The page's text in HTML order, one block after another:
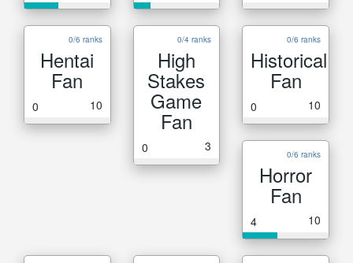
0/6 ranks
Hentai
Fan
0 10
0/4 ranks
High
Stakes
Game
Fan
0 3
0/6 ranks
Historical
Fan
0 10
0/6 ranks
Horror
Fan
4 10